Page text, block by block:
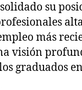
su
más
visión
graduados